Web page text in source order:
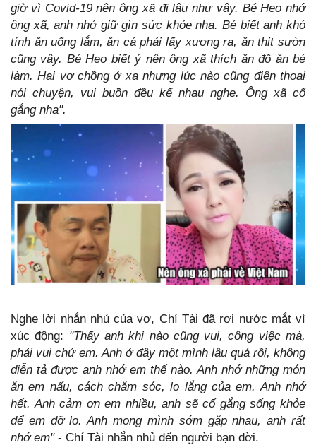
giờ vì Covid-19 nên ông xã đi lâu như vậy. Bé Heo nhớ
ông xã, anh nhớ giữ gìn sức khỏe nha. Bé biết anh khó
tính ăn uống lắm, ăn cá phải lấy xương ra, ăn thịt sườn
cũng vậy. Bé Heo biết ý nên ông xã thích ăn đồ ăn bé
làm. Hai vợ chồng ở xa nhưng lúc nào cũng điện thoại
nói chuyện, vui buồn đều kể nhau nghe. Ông xã cố
gắng nha".
Nghe lời nhắn nhủ của vợ, Chí Tài đã rơi nước mắt vì
xúc động: "Thấy anh khi nào cũng vui, công việc mà,
phải vui chứ em. Anh ở đây một mình lâu quá rồi, không
diễn tả được anh nhớ em thế nào. Anh nhớ những món
ăn em nấu, cách chăm sóc, lo lắng của em. Anh nhớ
hết. Anh cảm ơn em nhiều, anh sẽ cố gắng sống khỏe
để em đỡ lo. Anh mong mình sớm gặp nhau, anh rất
nhớ em" - Chí Tài nhắn nhủ đến người bạn đời.